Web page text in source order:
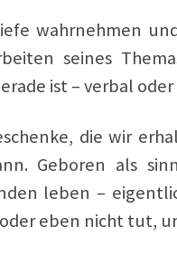
wahrnehmen
seines
ist – verbal
die wir
Geboren als
leben –
eben nicht tut,